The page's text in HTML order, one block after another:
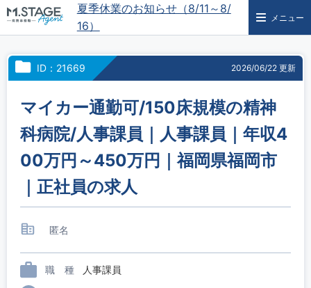
夏季休業のお知らせ（8/11～8/
16）
メニュー
ID：21669 2026/06/22 更新
マイカー通勤可/150床規模の精神
科病院/人事課員｜人事課員｜年収4
00万円～450万円｜福岡県福岡市
｜正社員の求人
匿名
職 種 人事課員